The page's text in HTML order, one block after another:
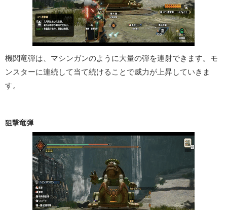
機関竜弾は、マシンガンのように大量の弾を連射できます。モ
ンスターに連続して当て続けることで威力が上昇していきま
す。
狙撃竜弾